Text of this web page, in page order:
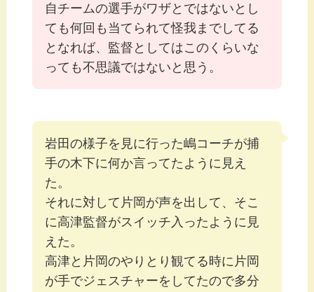
自チームの選手がワザとではないとし
ても何回も当てられて怪我までしてる
となれば、監督としてはこのくらいな
っても不思議ではないと思う。
岩田の様子を見に行った嶋コーチが捕
手の木下に何か言ってたように見え
た。
それに対して片岡が声を出して、そこ
に高津監督がスイッチ入ったように見
えた。
高津と片岡のやりとり観てる時に片岡
が手でジェスチャーをしてたので多分